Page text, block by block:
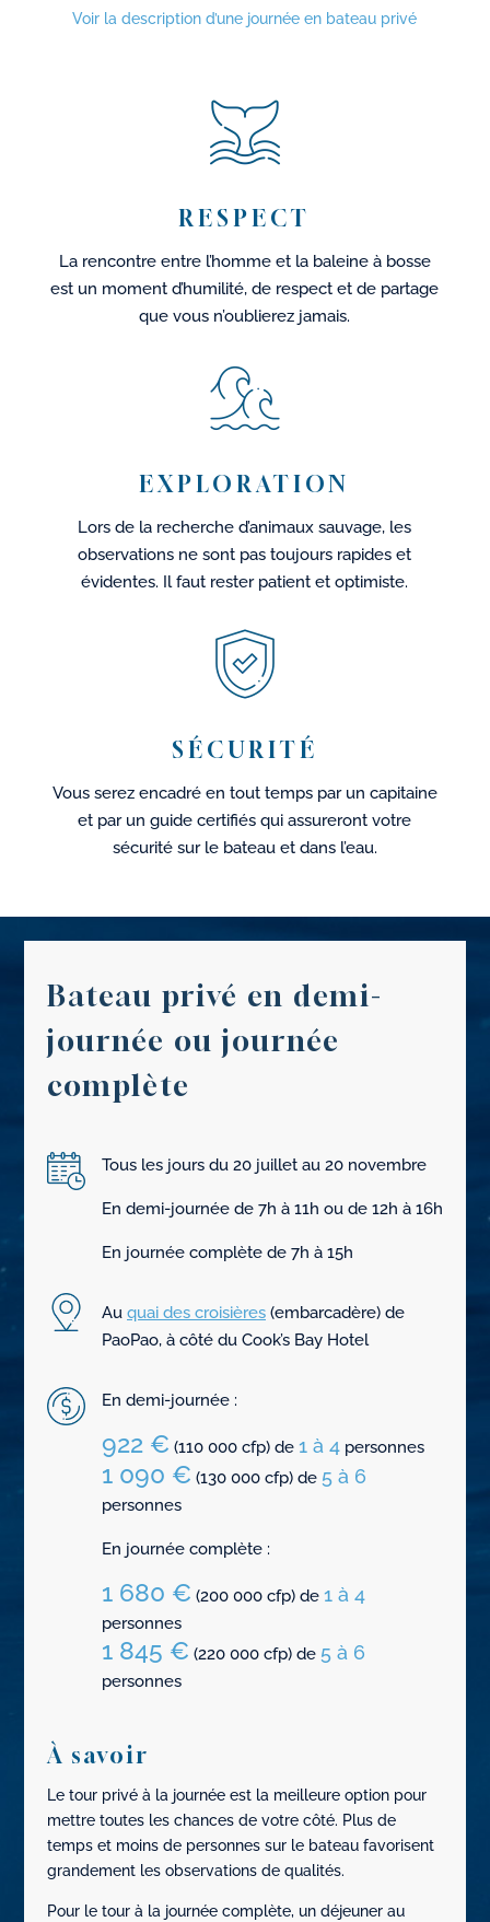
Voir la description d’une journée en bateau privé
RESPECT
La rencontre entre l’homme et la baleine à bosse
est un moment d’humilité, de respect et de partage
que vous n’oublierez jamais.
EXPLORATION
Lors de la recherche d’animaux sauvage, les
observations ne sont pas toujours rapides et
évidentes. Il faut rester patient et optimiste.
SÉCURITÉ
Vous serez encadré en tout temps par un capitaine
et par un guide certifiés qui assureront votre
sécurité sur le bateau et dans l’eau.
Bateau privé en demi-
journée ou journée
complète
Tous les jours du 20 juillet au 20 novembre
En demi-journée de 7h à 11h ou de 12h à 16h
En journée complète de 7h à 15h
Au quai des croisières (embarcadère) de
PaoPao, à côté du Cook’s Bay Hotel
En demi-journée :
922 € (110 000 cfp) de 1 à 4 personnes
1 090 € (130 000 cfp) de 5 à 6
personnes
En journée complète :
1 680 € (200 000 cfp) de 1 à 4
personnes
1 845 € (220 000 cfp) de 5 à 6
personnes
À savoir
Le tour privé à la journée est la meilleure option pour
mettre toutes les chances de votre côté. Plus de
temps et moins de personnes sur le bateau favorisent
grandement les observations de qualités.
Pour le tour à la journée complète, un déjeuner au